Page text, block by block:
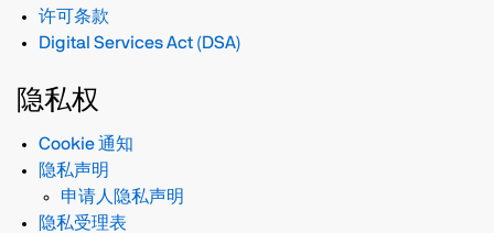
许可条款
Digital Services Act (DSA)
隐私权
Cookie 通知
隐私声明
申请人隐私声明
隐私受理表